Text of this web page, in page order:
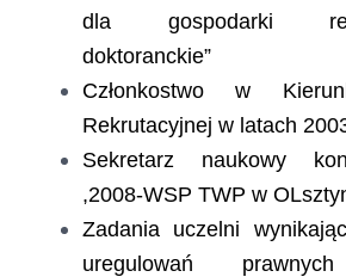
dla gospodarki
doktoranckie”
Członkostwo w
Rekrutacyjnej w latach
Sekretarz naukowy
,2008-WSP TWP w
Zadania uczelni
uregulowań